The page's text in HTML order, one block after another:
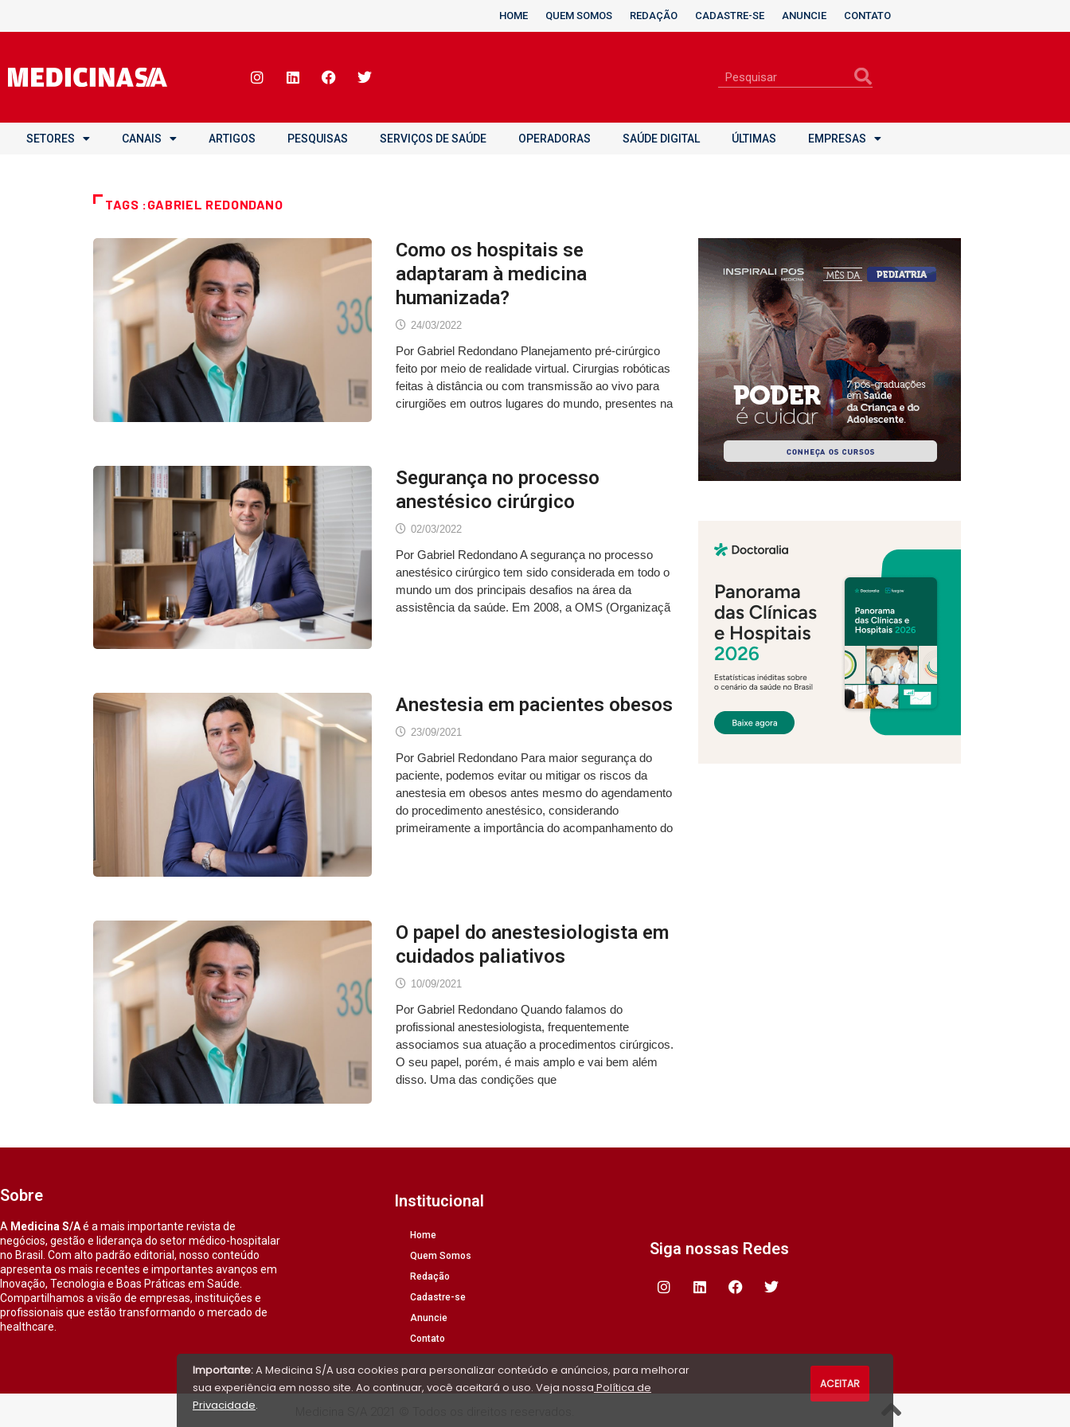
HOME QUEM SOMOS REDAÇÃO CADASTRE-SE ANUNCIE CONTATO
SETORES CANAIS ARTIGOS PESQUISAS SERVIÇOS DE SAÚDE OPERADORAS SAÚDE DIGITAL ÚLTIMAS EMPRESAS
TAGS :GABRIEL REDONDANO
Como os hospitais se
adaptaram à medicina
humanizada?
24/03/2022
Por Gabriel Redondano Planejamento pré-cirúrgico
feito por meio de realidade virtual. Cirurgias robóticas
feitas à distância ou com transmissão ao vivo para
cirurgiões em outros lugares do mundo, presentes na
Segurança no processo
anestésico cirúrgico
02/03/2022
Por Gabriel Redondano A segurança no processo
anestésico cirúrgico tem sido considerada em todo o
mundo um dos principais desafios na área da
assistência da saúde. Em 2008, a OMS (Organizaçã
Anestesia em pacientes obesos
23/09/2021
Por Gabriel Redondano Para maior segurança do
paciente, podemos evitar ou mitigar os riscos da
anestesia em obesos antes mesmo do agendamento
do procedimento anestésico, considerando
primeiramente a importância do acompanhamento do
O papel do anestesiologista em
cuidados paliativos
10/09/2021
Por Gabriel Redondano Quando falamos do
profissional anestesiologista, frequentemente
associamos sua atuação a procedimentos cirúrgicos.
O seu papel, porém, é mais amplo e vai bem além
disso. Uma das condições que
Sobre
A Medicina S/Aé a mais importante revista de
negócios, gestão e liderança do setor médico-hospitalar
no Brasil. Com alto padrão editorial, nosso conteúdo
apresenta os mais recentes e importantes avanços em
Inovação, Tecnologia e Boas Práticas em Saúde.
Compartilhamos a visão de empresas, instituições e
profissionais que estão transformando o mercado de
healthcare.
Institucional
Home
Quem Somos
Redação
Cadastre-se
Anuncie
Contato
Siga nossas Redes
Importante:A Medicina S/A usa cookies para personalizar conteúdo e anúncios, para melhorar
sua experiência em nosso site. Ao continuar, você aceitará o uso. Veja nossa Política de
Privacidade.
ACEITAR